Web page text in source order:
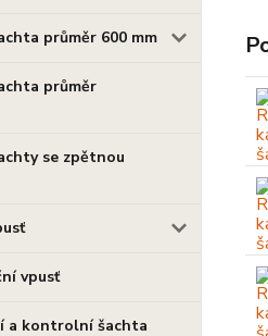
průměr 600 mm
průměr
se zpětnou
vpusť
a kontrolní šachta